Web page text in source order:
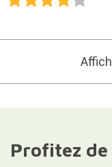
Profitez de